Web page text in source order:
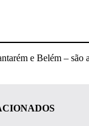
e Belém – são